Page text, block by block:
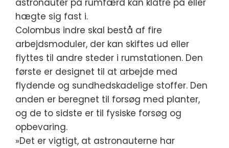
astronauter på rumfærd kan klatre på eller
hægte sig fast i.
Colombus indre skal bestå af fire
arbejdsmoduler, der kan skiftes ud eller
flyttes til andre steder i rumstationen. Den
første er designet til at arbejde med
flydende og sundhedskadelige stoffer. Den
anden er beregnet til forsøg med planter,
og de to sidste er til fysiske forsøg og
opbevaring.
»Det er vigtigt, at astronauterne har